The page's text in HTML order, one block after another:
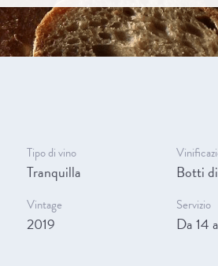
Tipo di vino
Tranquilla Botti
Vintage
2019
Servizio
Da 14